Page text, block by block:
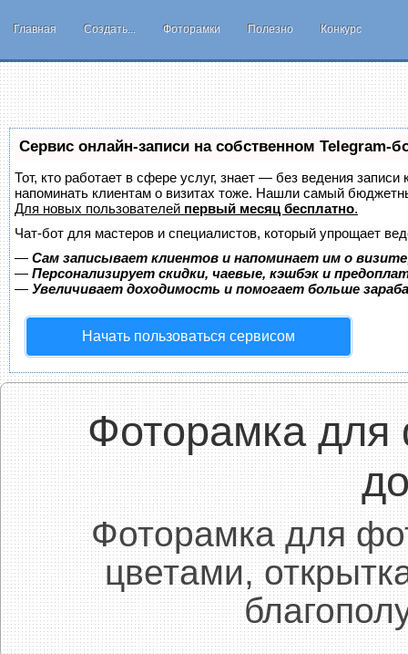
Главная Создать... Фоторамки Полезно Конкурс
Сервис онлайн-записи на собственном Telegram-
Тот, кто работает в сфере услуг, знает — без ведения
напоминать клиентам о визитах тоже. Нашли самый
Для новых пользователей первый месяц бесплатно.
Чат-бот для мастеров и специалистов, который упрощает
— Сам записывает клиентов и напоминает им о
— Персонализирует скидки, чаевые, кэшбэк и
— Увеличивает доходимость и помогает больше
Начать пользоваться сервисом
Фоторамка для
Фоторамка для
цветами,